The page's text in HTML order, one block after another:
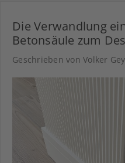
Die Verwandlung
Betonsäule zum
Geschrieben von Volker